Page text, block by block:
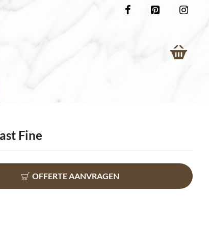
Fine
OFFERTE AANVRAGEN